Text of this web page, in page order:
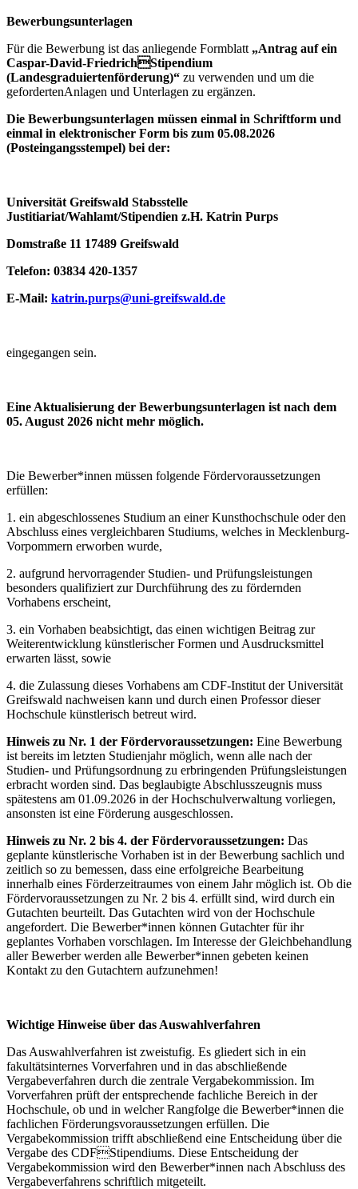
Bewerbungsunterlagen
Für die Bewerbung ist das anliegende Formblatt „Antrag auf ein
Caspar-David-FriedrichStipendium
(Landesgraduiertenförderung)“ zu verwenden und um die
gefordertenAnlagen und Unterlagen zu ergänzen.
Die Bewerbungsunterlagen müssen einmal in Schriftform und
einmal in elektronischer Form bis zum 05.08.2026
(Posteingangsstempel) bei der:
Universität Greifswald Stabsstelle
Justitiariat/Wahlamt/Stipendien z.H. Katrin Purps
Domstraße 11 17489 Greifswald
Telefon: 03834 420-1357
E-Mail: katrin.purps@uni-greifswald.de
eingegangen sein.
Eine Aktualisierung der Bewerbungsunterlagen ist nach dem
05. August 2026 nicht mehr möglich.
Die Bewerber*innen müssen folgende Fördervoraussetzungen
erfüllen:
1. ein abgeschlossenes Studium an einer Kunsthochschule oder den
Abschluss eines vergleichbaren Studiums, welches in Mecklenburg-
Vorpommern erworben wurde,
2. aufgrund hervorragender Studien- und Prüfungsleistungen
besonders qualifiziert zur Durchführung des zu fördernden
Vorhabens erscheint,
3. ein Vorhaben beabsichtigt, das einen wichtigen Beitrag zur
Weiterentwicklung künstlerischer Formen und Ausdrucksmittel
erwarten lässt, sowie
4. die Zulassung dieses Vorhabens am CDF-Institut der Universität
Greifswald nachweisen kann und durch einen Professor dieser
Hochschule künstlerisch betreut wird.
Hinweis zu Nr. 1 der Fördervoraussetzungen: Eine Bewerbung
ist bereits im letzten Studienjahr möglich, wenn alle nach der
Studien- und Prüfungsordnung zu erbringenden Prüfungsleistungen
erbracht worden sind. Das beglaubigte Abschlusszeugnis muss
spätestens am 01.09.2026 in der Hochschulverwaltung vorliegen,
ansonsten ist eine Förderung ausgeschlossen.
Hinweis zu Nr. 2 bis 4. der Fördervoraussetzungen: Das
geplante künstlerische Vorhaben ist in der Bewerbung sachlich und
zeitlich so zu bemessen, dass eine erfolgreiche Bearbeitung
innerhalb eines Förderzeitraumes von einem Jahr möglich ist. Ob die
Fördervoraussetzungen zu Nr. 2 bis 4. erfüllt sind, wird durch ein
Gutachten beurteilt. Das Gutachten wird von der Hochschule
angefordert. Die Bewerber*innen können Gutachter für ihr
geplantes Vorhaben vorschlagen. Im Interesse der Gleichbehandlung
aller Bewerber werden alle Bewerber*innen gebeten keinen
Kontakt zu den Gutachtern aufzunehmen!
Wichtige Hinweise über das Auswahlverfahren
Das Auswahlverfahren ist zweistufig. Es gliedert sich in ein
fakultätsinternes Vorverfahren und in das abschließende
Vergabeverfahren durch die zentrale Vergabekommission. Im
Vorverfahren prüft der entsprechende fachliche Bereich in der
Hochschule, ob und in welcher Rangfolge die Bewerber*innen die
fachlichen Förderungsvoraussetzungen erfüllen. Die
Vergabekommission trifft abschließend eine Entscheidung über die
Vergabe des CDFStipendiums. Diese Entscheidung der
Vergabekommission wird den Bewerber*innen nach Abschluss des
Vergabeverfahrens schriftlich mitgeteilt.